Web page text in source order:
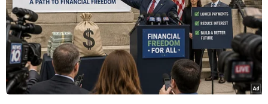
đúng tuyến, hành trình, dừng đỗ sai quy định;
Công ty Cổ phần vận tải Đức Lượng bị cắt 1 nốt
trên tuyến Bến xe Thịnh Long-Bến xe Sơn Tây
vì chở quá 18 khách…
Sở Giao thông Vận tải Hà Nội yêu cầu các đơn vị